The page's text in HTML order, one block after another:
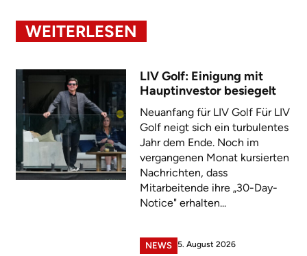
WEITERLESEN
LIV Golf: Einigung mit
Hauptinvestor besiegelt
Neuanfang für LIV Golf Für LIV
Golf neigt sich ein turbulentes
Jahr dem Ende. Noch im
vergangenen Monat kursierten
Nachrichten, dass
Mitarbeitende ihre „30-Day-
Notice" erhalten...
NEWS 5. August 2026